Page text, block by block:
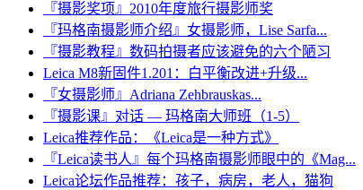
『摄影奖项』2010年度旅行摄影师奖
『玛格南摄影师介绍』女摄影师，Lise Sarfa...
『摄影教程』数码拍摄者应该避免的六个陋习
Leica M8新固件1.201：白平衡改进+升级...
『女摄影师』Adriana Zehbrauskas...
『摄影课』对话 — 玛格南大师班（1-5）
Leica推荐作品：《Leica是一种方式》
『Leica读书人』每个玛格南摄影师眼中的《Mag...
Leica论坛作品推荐：孩子，病房，老人，猫狗